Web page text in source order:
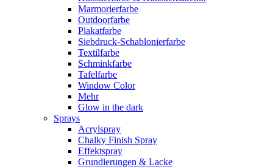
Marmorierfarbe
Outdoorfarbe
Plakatfarbe
Siebdruck-Schablonierfarbe
Textilfarbe
Schminkfarbe
Tafelfarbe
Window Color
Mehr
Glow in the dark
Sprays
Acrylspray
Chalky Finish Spray
Effektspray
Grundierungen & Lacke